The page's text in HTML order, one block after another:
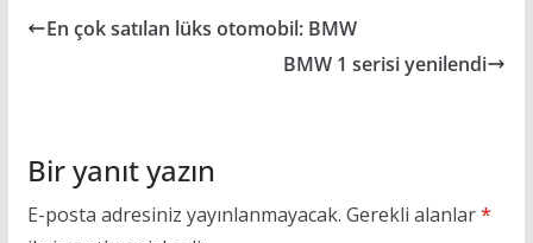
En çok satılan lüks otomobil: BMW
BMW 1 serisi yenilendi
Bir yanıt yazın
E-posta adresiniz yayınlanmayacak. Gerekli alanlar*